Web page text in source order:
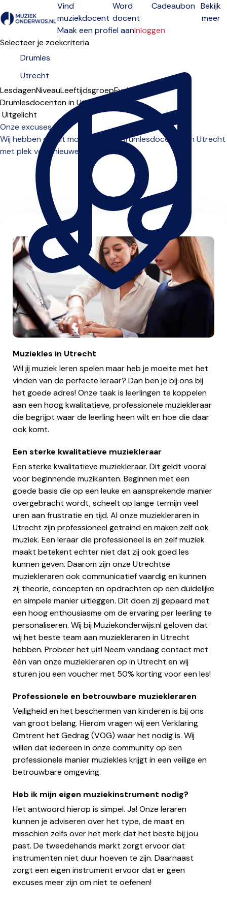
Open menu
Vind
muziekdocent
Word
docent
Cadeaubon Bekijk
meer
Maak een profiel aanInloggen
Selecteer je zoekcriteria
LesdagenNiveauLeeftijdsgroepFysiek
Drumlesdocenten in Utrecht
Sorteervolgorde
Onze excuses...
Wij hebben op dit moment geen drumlesdocenten in Utrecht
met plek voor nieuwe leerlingen.
Muziekles in Utrecht
Wil jij muziek leren spelen maar heb je moeite met het
vinden van de perfecte leraar? Dan ben je bij ons bij
het goede adres! Onze taak is leerlingen te koppelen
aan een hoog kwalitatieve, professionele muziekleraar
die begrijpt waar de leerling heen wilt en hoe die daar
ook komt.
Een sterke kwalitatieve muziekleraar
Een sterke kwalitatieve muziekleraar. Dit geldt vooral
voor beginnende muzikanten. Beginnen met een
goede basis die op een leuke en aansprekende manier
overgebracht wordt, scheelt op lange termijn veel
uren aan frustratie en tijd. Al onze muziekleraren in
Utrecht zijn professioneel getraind en maken zelf ook
muziek. Een leraar die professioneel is en zelf muziek
maakt betekent echter niet dat zij ook goed les
kunnen geven. Daarom zijn onze Utrechtse
muziekleraren ook communicatief vaardig en kunnen
zij theorie, concepten en opdrachten op een duidelijke
en simpele manier uitleggen. Dit doen zij gepaard met
een hoog enthousiasme om de ervaring per leerling te
personaliseren. Wij bij Muziekonderwijs.nl geloven dat
wij het beste team aan muziekleraren in Utrecht
hebben. Probeer het uit! Neem vandaag contact met
één van onze muziekleraren op in Utrecht en wij
sturen jou een voucher met 50% korting voor een les!
Professionele en betrouwbare muziekleraren
Veiligheid en het beschermen van kinderen is bij ons
van groot belang. Hierom vragen wij een Verklaring
Omtrent het Gedrag (VOG) waar het nodig is. Wij
willen dat iedereen in onze community op een
professionele manier muziekles krijgt in een veilige en
betrouwbare omgeving.
Heb ik mijn eigen muziekinstrument nodig?
Het antwoord hierop is simpel. Ja! Onze leraren
kunnen je adviseren over het type, de maat en
misschien zelfs over het merk dat het beste bij jou
past. De tweedehands markt zorgt ervoor dat
instrumenten niet duur hoeven te zijn. Daarnaast
zorgt een eigen instrument ervoor dat er geen
excuses meer zijn om niet te oefenen!